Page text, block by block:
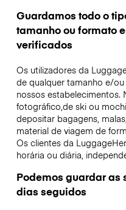
Guardamos todo o
tamanho ou formato
verificados
Os utilizadores da
de qualquer tamanho e/
nossos
fotográfico,de ski ou
depositar bagagens,
material de viagem de
Os clientes da
horária ou diária,
Podemos guardar as
dias seguidos